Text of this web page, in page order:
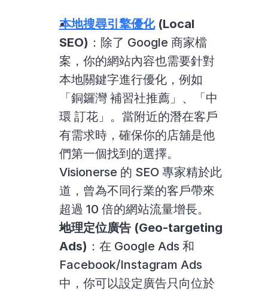
本地搜尋引擎優化 (Local
SEO) ：除了 Google 商家檔
案，你的網站內容也需要針對
本地關鍵字進行優化，例如
「銅鑼灣 補習社推薦」、「中
環 訂花」。當附近的潛在客戶
有需求時，確保你的店舖是他
們第一個找到的選擇。
Visionerse 的 SEO 專家精於此
道，曾為不同行業的客戶帶來
超過 10 倍的網站流量增長。
地理定位廣告 (Geo-targeting
Ads) ：在 Google Ads 和
Facebook/Instagram Ads
中，你可以設定廣告只向位於